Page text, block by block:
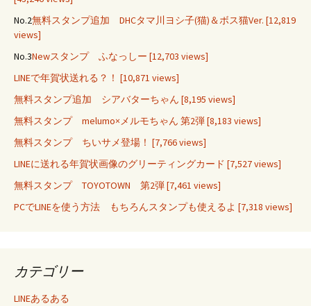
No.2無料スタンプ追加 DHCタマ川ヨシ子(猫)＆ボス猫Ver. [12,819
views]
No.3Newスタンプ ふなっしー [12,703 views]
LINEで年賀状送れる？！ [10,871 views]
無料スタンプ追加 シアバターちゃん [8,195 views]
無料スタンプ melumo×メルモちゃん 第2弾[8,183 views]
無料スタンプ ちいサメ登場！ [7,766 views]
LINEに送れる年賀状画像のグリーティングカード [7,527 views]
無料スタンプ TOYOTOWN 第2弾[7,461 views]
PCでLINEを使う方法 もちろんスタンプも使えるよ [7,318 views]
カテゴリー
LINEあるある